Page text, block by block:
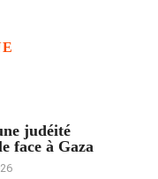
judéité
face à Gaza